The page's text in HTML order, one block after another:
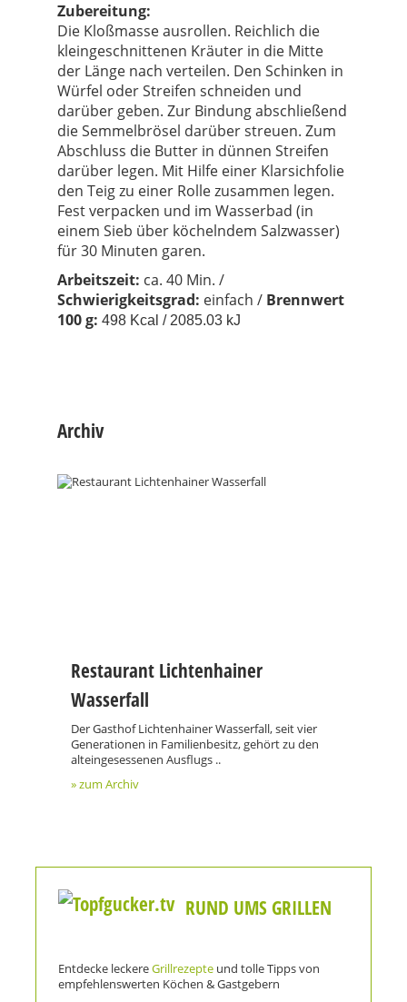
Zubereitung:
Die Kloßmasse ausrollen. Reichlich die
kleingeschnittenen Kräuter in die Mitte
der Länge nach verteilen. Den Schinken in
Würfel oder Streifen schneiden und
darüber geben. Zur Bindung abschließend
die Semmelbrösel darüber streuen. Zum
Abschluss die Butter in dünnen Streifen
darüber legen. Mit Hilfe einer Klarsichfolie
den Teig zu einer Rolle zusammen legen.
Fest verpacken und im Wasserbad (in
einem Sieb über köchelndem Salzwasser)
für 30 Minuten garen.
Arbeitszeit: ca. 40 Min. /
Schwierigkeitsgrad: einfach / Brennwert
100 g: 498 Kcal / 2085.03 kJ
Archiv
Restaurant Lichtenhainer
Wasserfall
Der Gasthof Lichtenhainer Wasserfall, seit vier
Generationen in Familienbesitz, gehört zu den
alteingesessenen Ausflugs ..
» zum Archiv
RUND UMS GRILLEN
Entdecke leckereGrillrezepte und tolle Tipps von
empfehlenswerten Köchen & Gastgebern